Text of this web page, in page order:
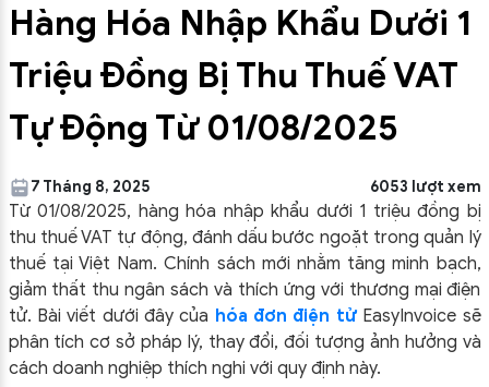
Hàng Hóa Nhập Khẩu Dưới 1
Triệu Đồng Bị Thu Thuế VAT
Tự Động Từ 01/08/2025
7 Tháng 8, 2025 6053 lượt xem
Từ 01/08/2025, hàng hóa nhập khẩu dưới 1 triệu đồng bị
thu thuế VAT tự động, đánh dấu bước ngoặt trong quản lý
thuế tại Việt Nam. Chính sách mới nhằm tăng minh bạch,
giảm thất thu ngân sách và thích ứng với thương mại điện
tử. Bài viết dưới đây của hóa đơn điện tửEasyInvoice sẽ
phân tích cơ sở pháp lý, thay đổi, đối tượng ảnh hưởng và
cách doanh nghiệp thích nghi với quy định này.